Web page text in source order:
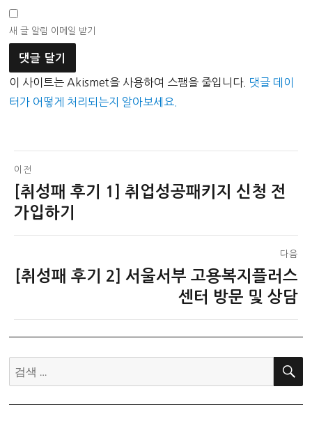
새 글 알림 이메일 받기
이 사이트는 Akismet을 사용하여 스팸을 줄입니다. 댓글 데이
터가 어떻게 처리되는지 알아보세요.
글
탐
색
이전
이
전
[취성패 후기 1] 취업성공패키지 신청 전
가입하기
다음
다[취성패 후기 2] 서울서부 고용복지플러스
센터 방문 및 상담
검
색:
검